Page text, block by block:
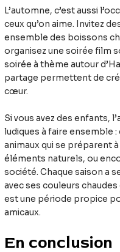
L’automne, c’est aussi
ceux qu’on aime. Invitez
ensemble des boissons
organisez une soirée film
soirée à thème autour
partage permettent de
cœur.
Si vous avez des enfants,
ludiques à faire ensemble
animaux qui se préparent
éléments naturels, ou
société. Chaque saison a
avec ses couleurs
est une période propice
amicaux.
En conclusion